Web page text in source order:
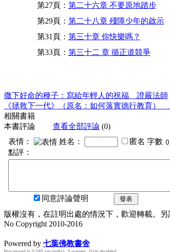
第27頁： 第二十六章 不要原地踏步
第29頁： 第二十八章 殘障少年的啟示
第31頁： 第三十章 你快樂嗎？
第33頁： 第三十二 章 循正道競爭
撒下好命的種子：寫給年輕人的祝福 證嚴法師
《拯救下一代》（原名：如何落實德行教育）
相關書籍
本書評論
查看全部評論 (0)
表情：
姓名： 匿名 字數
點評：
同意評論聲明 發表
版權沒有，在註明出處的情況下，歡迎轉載。
No Copyright 2010-2016
Powered by 七葉佛教書舍